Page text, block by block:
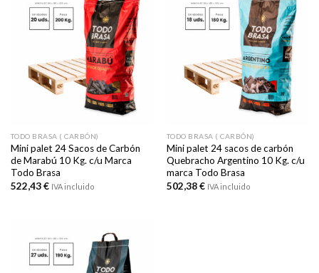
TODO BRASA ( CARBÓN)
Mini palet 24 Sacos de Carbón
de Marabú 10 Kg. c/u Marca
Todo Brasa
522,43€ IVA incluido
TODO BRASA ( CARBÓN)
Mini palet 24 sacos de carbón
Quebracho Argentino 10 Kg. c/u
marca Todo Brasa
502,38€ IVA incluido